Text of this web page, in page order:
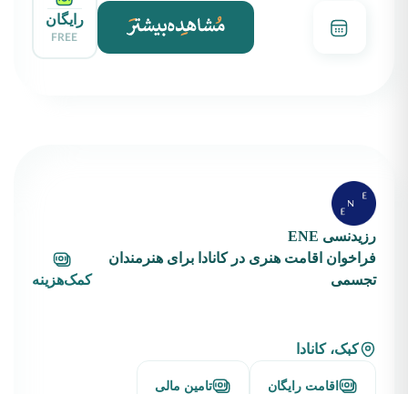
رایگان
FREE
رزیدنسی ENE
فراخوان اقامت هنری در کانادا برای هنرمندان
تجسمی
کمک‌هزینه
کبک، کانادا
اقامت رایگان تامین مالی